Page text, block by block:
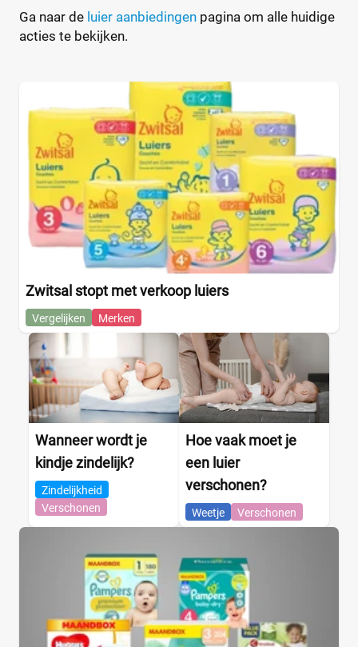
Ga naar de luier aanbiedingen pagina om alle huidige
acties te bekijken.
Zwitsal stopt met verkoop luiers
Vergelijken Merken
Wanneer wordt je
kindje zindelijk?
Zindelijkheid
Verschonen
Hoe vaak moet je
een luier
verschonen?
Weetje Verschonen